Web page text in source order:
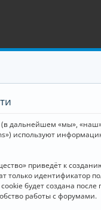
дальнейшем «мы»,
используют
приведёт к
идентификатор
будет создана
работы с форумами.